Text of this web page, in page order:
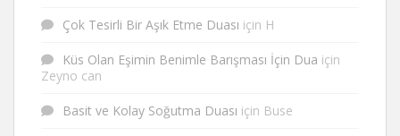
Çok Tesirli Bir Aşık Etme Duası için H
Küs Olan Eşimin Benimle Barışması İçin Dua için
Zeyno can
Basit ve Kolay Soğutma Duası için Buse